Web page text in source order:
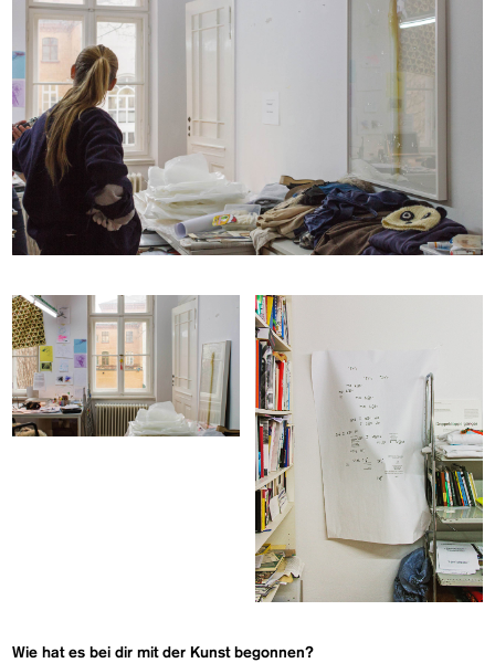
Wie hat es bei dir mit der Kunst begonnen?